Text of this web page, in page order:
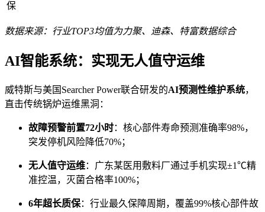
保
数据来源：行业TOP3均值为力聚、迪森、特富数据综合
AI智能系统：实现无人值守运维
威特斯与美国Searcher Power联合研发的AI预测性维护系统，
直击传统锅炉运维黑洞：
故障预警前置72小时：核心部件寿命预测准确率98%，
突发停机风险降低70%；
无人值守运维：广东某医用敷料厂通过手机实现±1℃精
准控温，灭菌合格率100%；
6年超长质保：行业最久保障周期，覆盖99%核心部件故